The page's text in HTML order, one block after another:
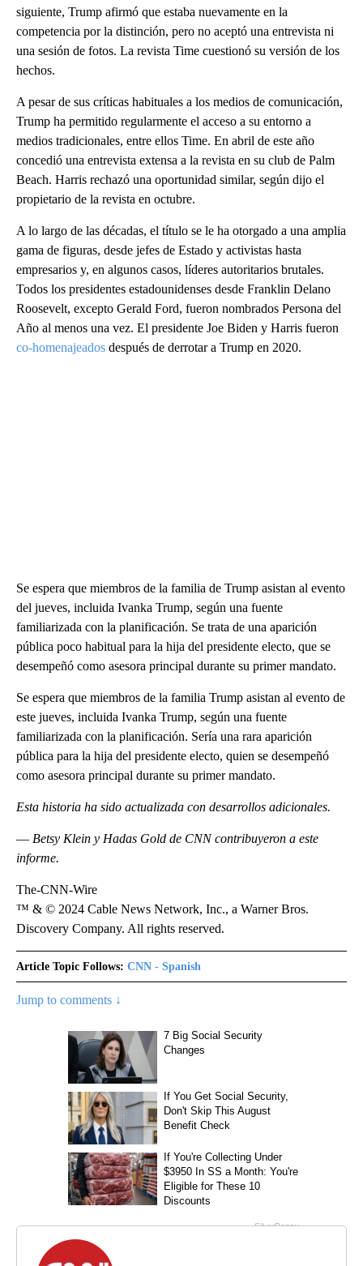
siguiente, Trump afirmó que estaba nuevamente en la
competencia por la distinción, pero no aceptó una entrevista ni
una sesión de fotos. La revista Time cuestionó su versión de los
hechos.
A pesar de sus críticas habituales a los medios de comunicación,
Trump ha permitido regularmente el acceso a su entorno a
medios tradicionales, entre ellos Time. En abril de este año
concedió una entrevista extensa a la revista en su club de Palm
Beach. Harris rechazó una oportunidad similar, según dijo el
propietario de la revista en octubre.
A lo largo de las décadas, el título se le ha otorgado a una amplia
gama de figuras, desde jefes de Estado y activistas hasta
empresarios y, en algunos casos, líderes autoritarios brutales.
Todos los presidentes estadounidenses desde Franklin Delano
Roosevelt, excepto Gerald Ford, fueron nombrados Persona del
Año al menos una vez. El presidente Joe Biden y Harris fueron
co-homenajeados después de derrotar a Trump en 2020.
Se espera que miembros de la familia de Trump asistan al evento
del jueves, incluida Ivanka Trump, según una fuente
familiarizada con la planificación. Se trata de una aparición
pública poco habitual para la hija del presidente electo, que se
desempeñó como asesora principal durante su primer mandato.
Se espera que miembros de la familia Trump asistan al evento de
este jueves, incluida Ivanka Trump, según una fuente
familiarizada con la planificación. Sería una rara aparición
pública para la hija del presidente electo, quien se desempeñó
como asesora principal durante su primer mandato.
Esta historia ha sido actualizada con desarrollos adicionales.
–– Betsy Klein y Hadas Gold de CNN contribuyeron a este
informe.
The-CNN-Wire
™ & © 2024 Cable News Network, Inc., a Warner Bros.
Discovery Company. All rights reserved.
Article Topic Follows: CNN - Spanish
Jump to comments ↓